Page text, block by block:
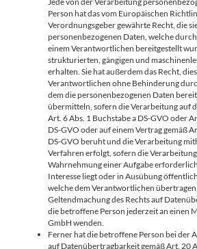
Person hat das vom Europäischen
Verordnungsgeber gewährte Recht, die
personenbezogenen Daten, welche
einem Verantwortlichen bereitgestellt
strukturierten, gängigen und
erhalten. Sie hat außerdem das Recht,
Verantwortlichen ohne Behinderung
dem die personenbezogenen Daten
übermitteln, sofern die Verarbeitung auf
Art. 6 Abs. 1 Buchstabe a DS-GVO oder
DS-GVO oder auf einem Vertrag gemäß
DS-GVO beruht und die Verarbeitung
Verfahren erfolgt, sofern die
Wahrnehmung einer Aufgabe
Interesse liegt oder in Ausübung
welche dem Verantwortlichen
Geltendmachung des Rechts auf
die betroffene Person jederzeit an einen
GmbH wenden.
Ferner hat die betroffene Person bei der
auf Datenübertragbarkeit gemäß Art. 20